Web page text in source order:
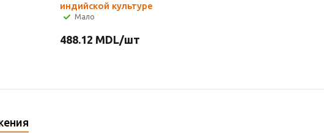
индийской культуре
Мало
488.12 MDL/шт